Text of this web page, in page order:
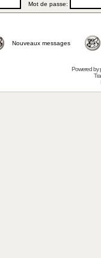
Mot de passe:
Nouveaux messages
Powered by